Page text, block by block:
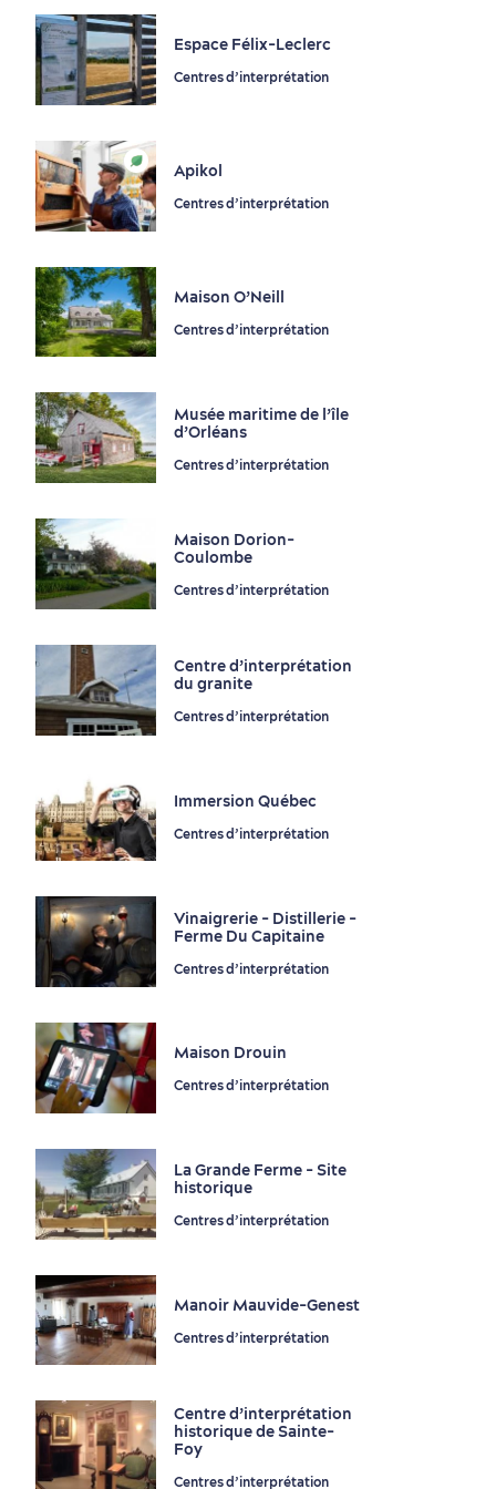
Vieux-Québec
Quartiers centraux
Autour du centre-ville
Tourisme responsable
Première visite
Saisons et climat
Incontournables
Quoi faire en août
Activités en été
Événements
7 expériences gourmandes
Produits locaux
dans le Vieux-Québec
en famille
en amoureux
Où dormir?
Vieux-Québec
Hôtels écologiques
Rabais hôtels
Forfaits et rabais
Itinéraires
Magazine Québec cité
Compensation carbone
Croisières internationales
En périphérie de la ville
Côte-de-Beaupré
Portneuf
Espace Félix-Leclerc
Centres d’interprétation
Apikol
Centres d’interprétation
Maison O’Neill
Centres d’interprétation
Musée maritime de l’île
d’Orléans
Centres d’interprétation
Maison Dorion-
Coulombe
Centres d’interprétation
Centre d’interprétation
du granite
Centres d’interprétation
Immersion Québec
Centres d’interprétation
Vinaigrerie - Distillerie -
Ferme Du Capitaine
Centres d’interprétation
Maison Drouin
Centres d’interprétation
La Grande Ferme - Site
historique
Centres d’interprétation
Manoir Mauvide-Genest
Centres d’interprétation
Centre d’interprétation
historique de Sainte-
Foy
Centres d’interprétation